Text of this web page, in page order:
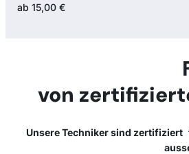
ab 15,00 €
von
Unsere Techniker sind zertifiziert